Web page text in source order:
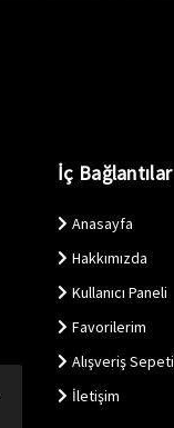
İç Bağlantılar
Anasayfa
Hakkımızda
Kullanıcı Paneli
Favorilerim
Alışveriş Sepeti
İletişim